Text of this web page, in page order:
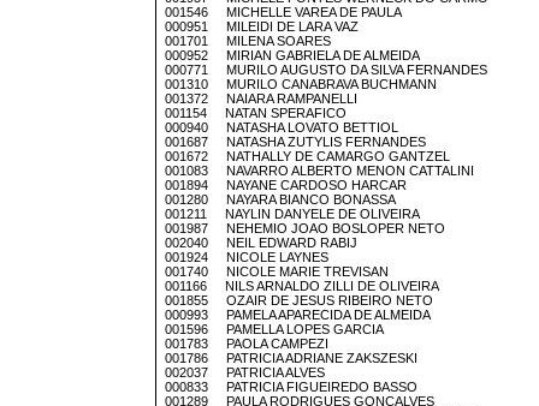
001546 MICHELLE VAREA DE PAULA
000951 MILEIDI DE LARA VAZ
001701 MILENA SOARES
000952 MIRIAN GABRIELA DE ALMEIDA
000771 MURILO AUGUSTO DA SILVA FERNANDES
001310 MURILO CANABRAVA BUCHMANN
001372 NAIARA RAMPANELLI
001154 NATAN SPERAFICO
000940 NATASHA LOVATO BETTIOL
001687 NATASHA ZUTYLIS FERNANDES
001672 NATHALLY DE CAMARGO GANTZEL
001083 NAVARRO ALBERTO MENON CATTALINI
001894 NAYANE CARDOSO HARCAR
001280 NAYARA BIANCO BONASSA
001211 NAYLIN DANYELE DE OLIVEIRA
001987 NEHEMIO JOAO BOSLOPER NETO
002040 NEIL EDWARD RABIJ
001924 NICOLE LAYNES
001740 NICOLE MARIE TREVISAN
001166 NILS ARNALDO ZILLI DE OLIVEIRA
001855 OZAIR DE JESUS RIBEIRO NETO
000993 PAMELA APARECIDA DE ALMEIDA
001596 PAMELLA LOPES GARCIA
001783 PAOLA CAMPEZI
001786 PATRICIA ADRIANE ZAKSZESKI
002037 PATRICIA ALVES
000833 PATRICIA FIGUEIREDO BASSO
001289 PAULA RODRIGUES GONCALVES